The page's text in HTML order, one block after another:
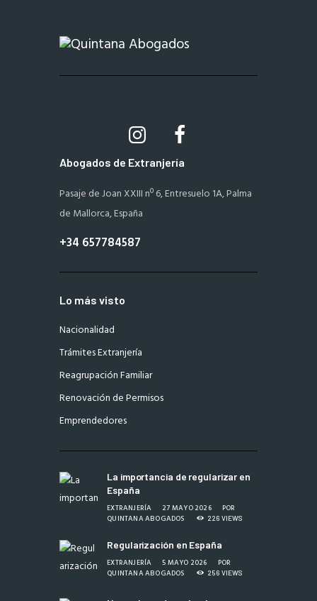
Abogados de Extranjería
Pasaje de Joan XXIII nº 6, Entresuelo 1A, Palma
de Mallorca, España
+34 657784587
Lo más visto
Nacionalidad
Trámites Extranjería
Reagrupación Familiar
Renovación de Permisos
Emprendedores
La importancia de regularizar en
España
EXTRANJERÍA 27 MAYO 2026
POR
QUINTANA ABOGADOS
226 VIEWS
Regularización en España
EXTRANJERÍA 5 MAYO 2026
POR
QUINTANA ABOGADOS
256 VIEWS